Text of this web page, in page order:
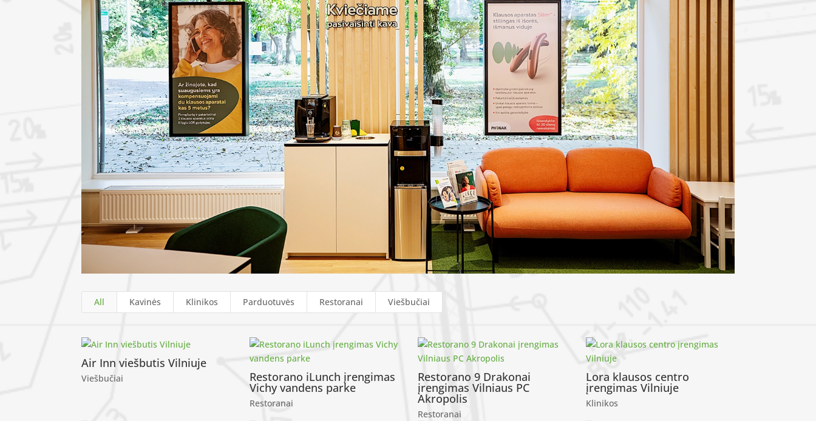
All Kavinės Klinikos Parduotuvės Restoranai Viešbučiai
Air Inn viešbutis Vilniuje
Viešbučiai Restorano iLunch įrengimas
Vichy vandens parke
Restoranai
Restorano 9 Drakonai
įrengimas Vilniaus PC
Akropolis
Restoranai
Lora klausos centro
įrengimas Vilniuje
Klinikos